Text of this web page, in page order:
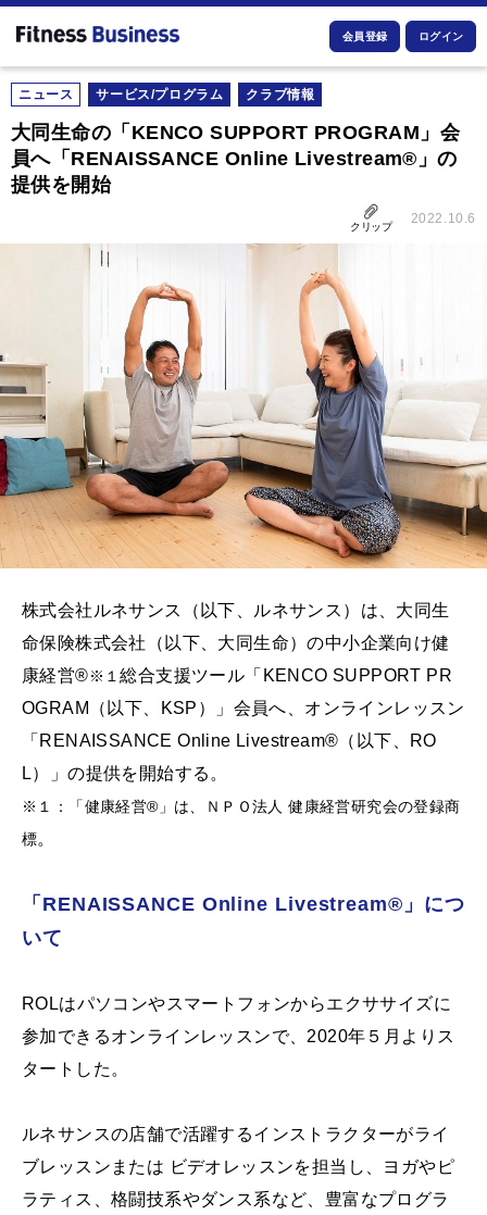
会員登録 ログイン
ニュース サービス/プログラム クラブ情報
大同生命の「KENCO SUPPORT PROGRAM」会
員へ「RENAISSANCE Online Livestream®」の
提供を開始
クリップ
2022.10.6
株式会社ルネサンス（以下、ルネサンス）は、大同生
命保険株式会社（以下、大同生命）の中小企業向け健
康経営®※１総合支援ツール「KENCO SUPPORT PR
OGRAM（以下、KSP）」会員へ、オンラインレッスン
「RENAISSANCE Online Livestream®（以下、RO
L）」の提供を開始する。
※１：「健康経営®」は、ＮＰＯ法人 健康経営研究会の登録商
標。
「RENAISSANCE Online Livestream®」につ
いて
ROLはパソコンやスマートフォンからエクササイズに
参加できるオンラインレッスンで、2020年５月よりス
タートした。
ルネサンスの店舗で活躍するインストラクターがライ
ブレッスンまたは ビデオレッスンを担当し、ヨガやピ
ラティス、格闘技系やダンス系など、豊富なプログラ